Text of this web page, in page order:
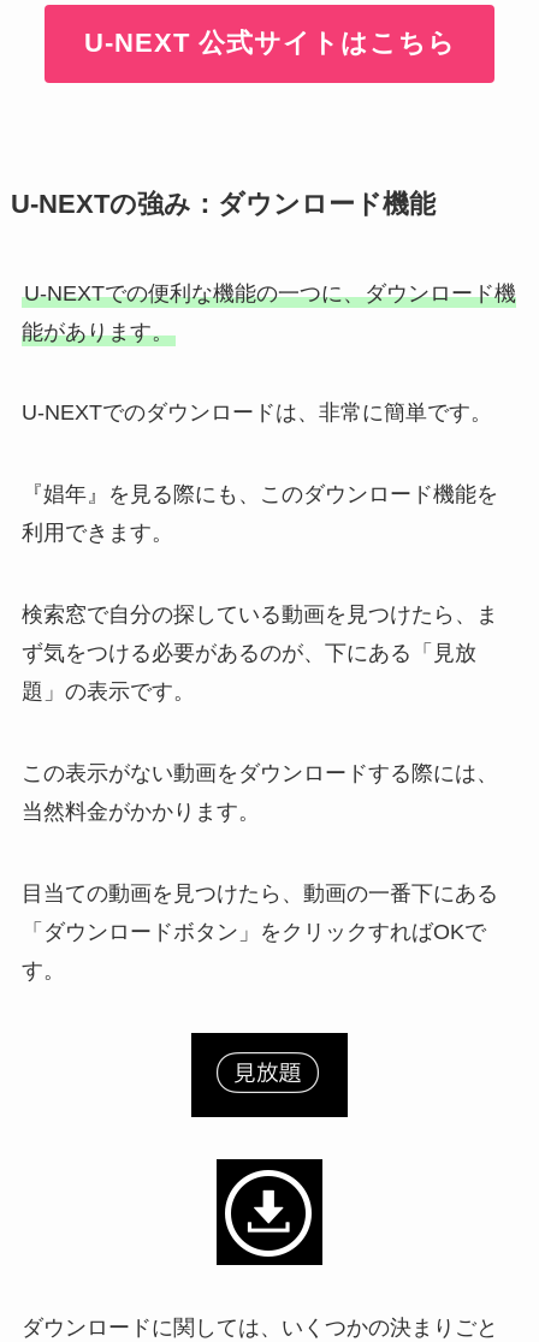
U-NEXT 公式サイトはこちら
U-NEXTの強み：ダウンロード機能
U-NEXTでの便利な機能の一つに、ダウンロード機
能があります。
U-NEXTでのダウンロードは、非常に簡単です。
『娼年』を見る際にも、このダウンロード機能を
利用できます。
検索窓で自分の探している動画を見つけたら、ま
ず気をつける必要があるのが、下にある「見放
題」の表示です。
この表示がない動画をダウンロードする際には、
当然料金がかかります。
目当ての動画を見つけたら、動画の一番下にある
「ダウンロードボタン」をクリックすればOKで
す。
ダウンロードに関しては、いくつかの決まりごと